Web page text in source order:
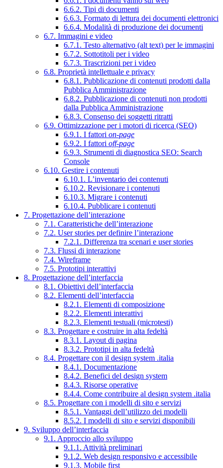
6.6.2. Tipi di documenti
6.6.3. Formato di lettura dei documenti elettronici
6.6.4. Modalità di produzione dei documenti
6.7. Immagini e video
6.7.1. Testo alternativo (alt text) per le immagini
6.7.2. Sottotitoli per i video
6.7.3. Trascrizioni per i video
6.8. Proprietà intellettuale e privacy
6.8.1. Pubblicazione di contenuti prodotti dalla
Pubblica Amministrazione
6.8.2. Pubblicazione di contenuti non prodotti
dalla Pubblica Amministrazione
6.8.3. Consenso dei soggetti ritratti
6.9. Ottimizzazione per i motori di ricerca (SEO)
6.9.1. I fattori on-page
6.9.2. I fattori off-page
6.9.3. Strumenti di diagnostica SEO: Search
Console
6.10. Gestire i contenuti
6.10.1. L’inventario dei contenuti
6.10.2. Revisionare i contenuti
6.10.3. Migrare i contenuti
6.10.4. Pubblicare i contenuti
7. Progettazione dell’interazione
7.1. Caratteristiche dell’interazione
7.2. User stories per definire l’interazione
7.2.1. Differenza tra scenari e user stories
7.3. Flussi di interazione
7.4. Wireframe
7.5. Prototipi interattivi
8. Progettazione dell’interfaccia
8.1. Obiettivi dell’interfaccia
8.2. Elementi dell’interfaccia
8.2.1. Elementi di composizione
8.2.2. Elementi interattivi
8.2.3. Elementi testuali (microtesti)
8.3. Progettare e costruire in alta fedeltà
8.3.1. Layout di pagina
8.3.2. Prototipi in alta fedeltà
8.4. Progettare con il design system .italia
8.4.1. Documentazione
8.4.2. Benefici del design system
8.4.3. Risorse operative
8.4.4. Come contribuire al design system .italia
8.5. Progettare con i modelli di sito e servizi
8.5.1. Vantaggi dell’utilizzo dei modelli
8.5.2. I modelli di sito e servizi disponibili
9. Sviluppo dell’interfaccia
9.1. Approccio allo sviluppo
9.1.1. Attività preliminari
9.1.2. Web design responsivo e accessibile
9.1.3. Mobile first